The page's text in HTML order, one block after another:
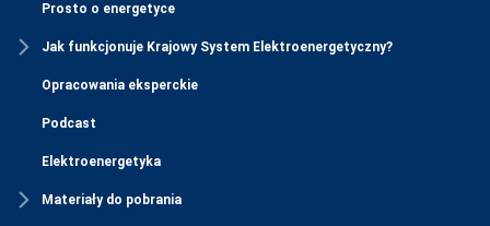
Prosto o energetyce
Jak funkcjonuje Krajowy System Elektroenergetyczny?
Opracowania eksperckie
Podcast
Elektroenergetyka
Materiały do pobrania